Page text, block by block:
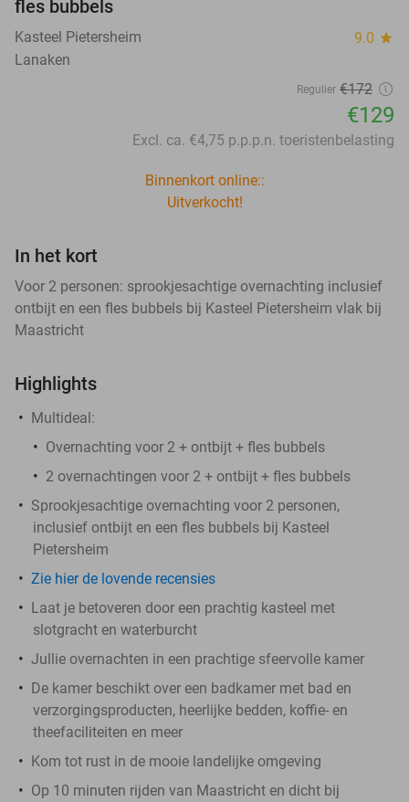
fles bubbels
Kasteel Pietersheim 9.0 star
Lanaken
Regulier €172
€129
Excl. ca. €4,75 p.p.p.n. toeristenbelasting
Binnenkort online::
Uitverkocht!
In het kort
Voor 2 personen: sprookjesachtige overnachting inclusief
ontbijt en een fles bubbels bij Kasteel Pietersheim vlak bij
Maastricht
Highlights
Multideal:
Overnachting voor 2 + ontbijt + fles bubbels
2 overnachtingen voor 2 + ontbijt + fles bubbels
Sprookjesachtige overnachting voor 2 personen,
inclusief ontbijt en een fles bubbels bij Kasteel
Pietersheim
Zie hier de lovende recensies
Laat je betoveren door een prachtig kasteel met
slotgracht en waterburcht
Jullie overnachten in een prachtige sfeervolle kamer
De kamer beschikt over een badkamer met bad en
verzorgingsproducten, heerlijke bedden, koffie- en
theefaciliteiten en meer
Kom tot rust in de mooie landelijke omgeving
Op 10 minuten rijden van Maastricht en dicht bij